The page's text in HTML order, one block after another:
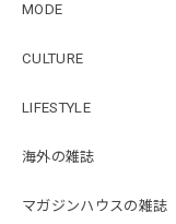
MODE
CULTURE
LIFESTYLE
海外の雑誌
マガジンハウスの雑誌